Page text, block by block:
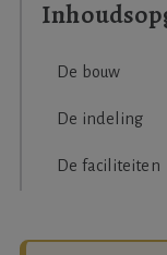
De bouw
De indeling
De faciliteiten